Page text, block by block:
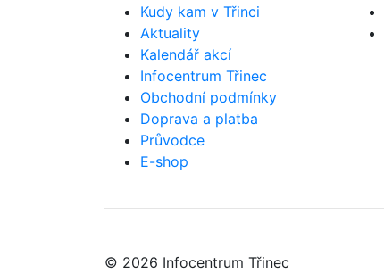
Kudy kam v Třinci
Aktuality
Kalendář akcí
Infocentrum Třinec
Obchodní podmínky
Doprava a platba
Průvodce
E-shop
© 2026 Infocentrum Třinec